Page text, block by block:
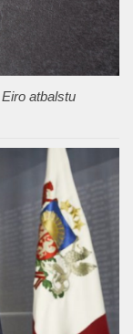
atbalstu